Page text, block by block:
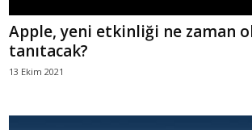
Apple, yeni etkinliği ne zaman
tanıtacak?
13 Ekim 2021